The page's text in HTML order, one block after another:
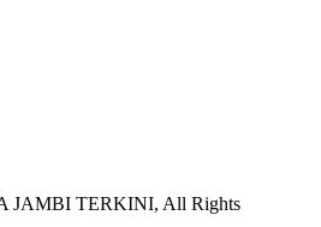
JAMBI TERKINI, All Rights